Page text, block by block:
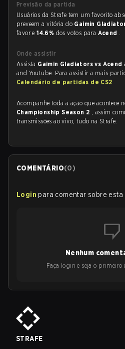
Previsão da partida
Usuários da Strafe tem um favorito
preveem a vitória do Gaimin
favor e14.6% dos votos para Acend .
Onde assistir
Assista Gaimin Gladiators vs Acend
and Youtube. Para assistir a mais
Calendário de partidas de CS2 .
Acompanhe toda a ação que acontece
Championship Season 2 , assim
transmissões ao vivo, tudo na Strafe.
COMENTÁRIO(0)
Login para comentar sobre esta
Nenhum
Faça login e seja o primeiro
STRAFE